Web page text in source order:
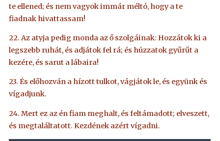
te ellened; és nem vagyok immár méltó, hogy a te
fiadnak hivattassam!
22. Az atyja pedig monda az ő szolgáinak: Hozzátok ki a
legszebb ruhát, és adjátok fel rá; és húzzatok gyűrűt a
kezére, és sarut a lábaira!
23. És előhozván a hízott tulkot, vágjátok le, és együnk és
vígadjunk.
24. Mert ez az én fiam meghalt, és feltámadott; elveszett,
és megtaláltatott. Kezdének azért vígadni.